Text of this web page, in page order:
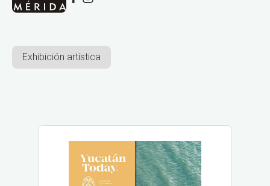
Exhibición artística